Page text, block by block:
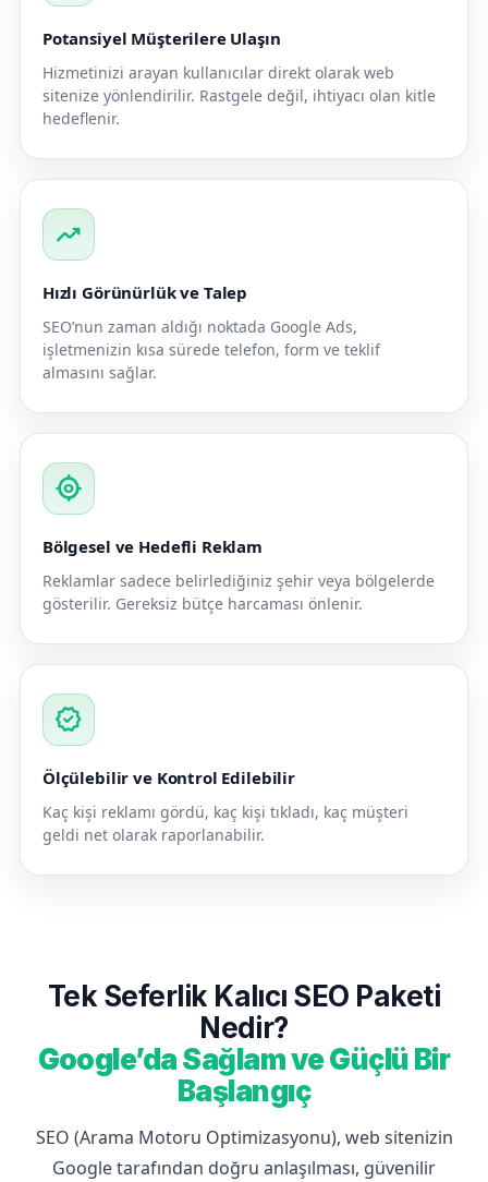
Potansiyel Müşterilere Ulaşın
Hizmetinizi arayan kullanıcılar direkt olarak web
sitenize yönlendirilir. Rastgele değil, ihtiyacı olan kitle
hedeflenir.
trending_up
Hızlı Görünürlük ve Talep
SEO’nun zaman aldığı noktada Google Ads,
işletmenizin kısa sürede telefon, form ve teklif
almasını sağlar.
my_location
Bölgesel ve Hedefli Reklam
Reklamlar sadece belirlediğiniz şehir veya bölgelerde
gösterilir. Gereksiz bütçe harcaması önlenir.
verified
Ölçülebilir ve Kontrol Edilebilir
Kaç kişi reklamı gördü, kaç kişi tıkladı, kaç müşteri
geldi net olarak raporlanabilir.
Tek Seferlik Kalıcı SEO Paketi
Nedir?
Google’da Sağlam ve Güçlü Bir
Başlangıç
SEO (Arama Motoru Optimizasyonu), web sitenizin
Google tarafından doğru anlaşılması, güvenilir